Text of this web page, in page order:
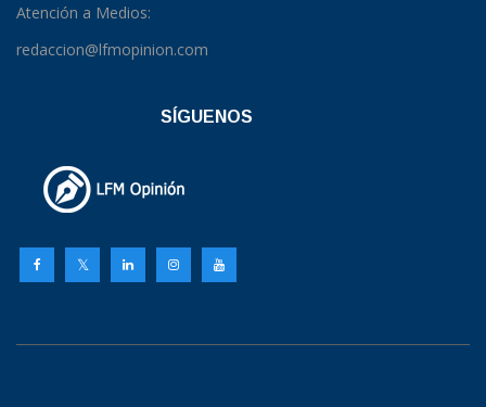
Atención a Medios:
redaccion@lfmopinion.com
SÍGUENOS